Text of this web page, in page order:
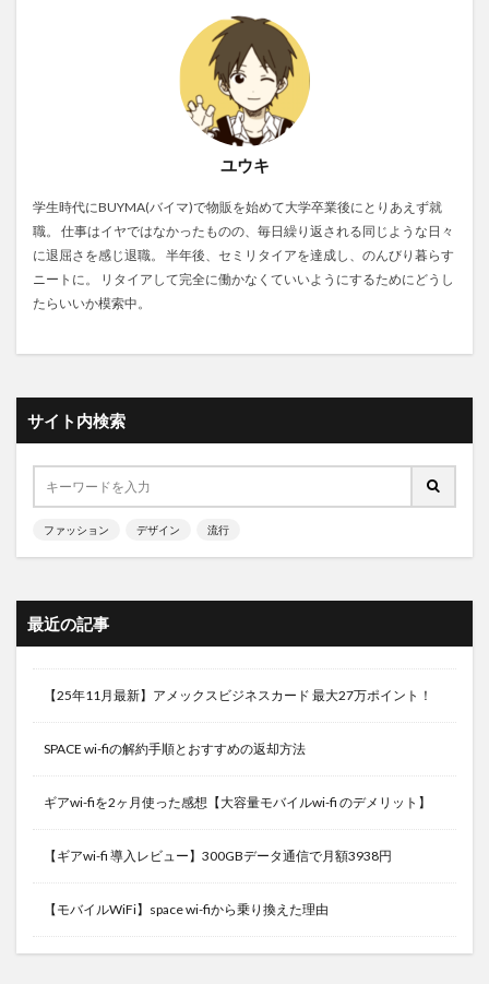
ユウキ
学生時代にBUYMA(バイマ)で物販を始めて大学卒業後にとりあえず就
職。 仕事はイヤではなかったものの、毎日繰り返される同じような日々
に退屈さを感じ退職。 半年後、セミリタイアを達成し、のんびり暮らす
ニートに。 リタイアして完全に働かなくていいようにするためにどうし
たらいいか模索中。
サイト内検索
ファッション デザイン 流行
最近の記事
【25年11月最新】アメックスビジネスカード 最大27万ポイント！
SPACE wi-fiの解約手順とおすすめの返却方法
ギアwi-fiを2ヶ月使った感想【大容量モバイルwi-fi のデメリット】
【ギアwi-fi 導入レビュー】300GBデータ通信で月額3938円
【モバイルWiFi】space wi-fiから乗り換えた理由